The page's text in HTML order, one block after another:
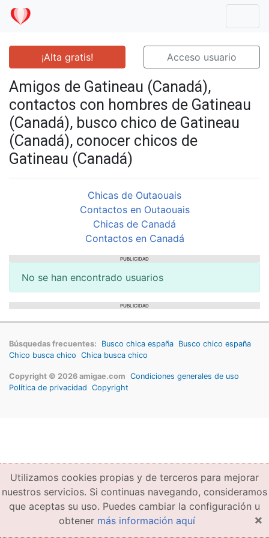
¡Alta gratis! Acceso usuario
Amigos de Gatineau (Canadá),
contactos con hombres de Gatineau
(Canadá), busco chico de Gatineau
(Canadá), conocer chicos de
Gatineau (Canadá)
Chicas de Outaouais
Contactos en Outaouais
Chicas de Canadá
Contactos en Canadá
PUBLICIDAD
No se han encontrado usuarios
PUBLICIDAD
Búsquedas frecuentes: Busco chica españa Busco chico españa
Chico busca chico Chica busca chico
Copyright © 2026 amigae.com Condiciones generales de uso
Política de privacidad Copyright
Utilizamos cookies propias y de terceros para mejorar
nuestros servicios. Si continuas navegando, consideramos
que aceptas su uso. Puedes cambiar la configuración u
obtener más información aquí ×